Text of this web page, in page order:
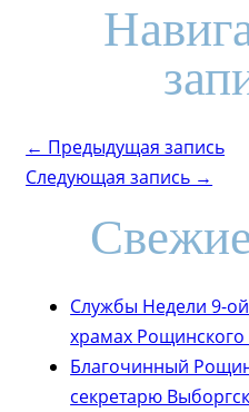
← Предыдущая запись
Следующая запись →
Службы Недели 9-
храмах
Благочинный
секретарю